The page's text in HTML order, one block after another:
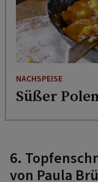
NACHSPEISE
Süßer
6.
von Paula